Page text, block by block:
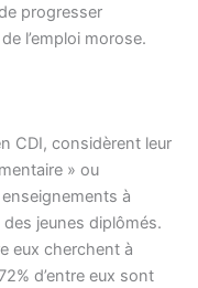
progresser
l’emploi morose.
CDI, considèrent leur
» ou
enseignements à
jeunes diplômés.
eux cherchent à
d’entre eux sont